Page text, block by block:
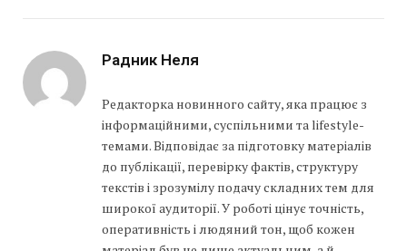
Радник Неля
Редакторка новинного сайту, яка працює з
інформаційними, суспільними та lifestyle-
темами. Відповідає за підготовку матеріалів
до публікації, перевірку фактів, структуру
текстів і зрозумілу подачу складних тем для
широкої аудиторії. У роботі цінує точність,
оперативність і людяний тон, щоб кожен